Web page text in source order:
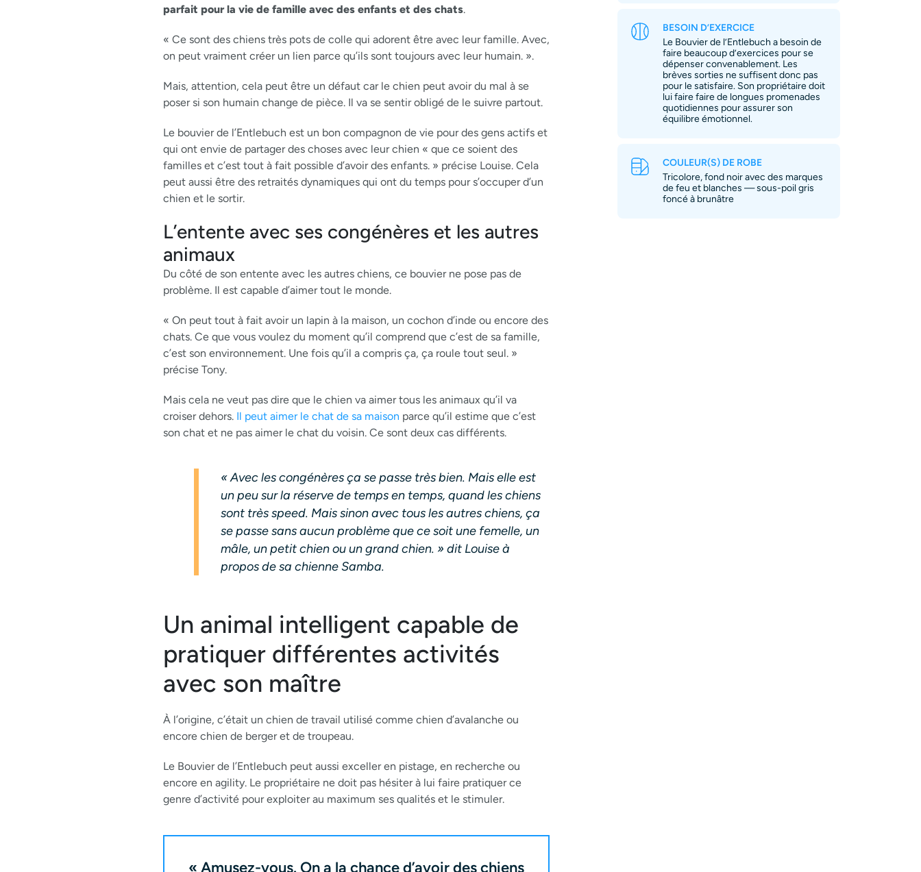
parfait pour la vie de famille avec des enfants et des chats.
« Ce sont des chiens très pots de colle qui adorent être avec leur famille. Avec,
on peut vraiment créer un lien parce qu’ils sont toujours avec leur humain. ».
Mais, attention, cela peut être un défaut car le chien peut avoir du mal à se
poser si son humain change de pièce. Il va se sentir obligé de le suivre partout.
Le bouvier de l’Entlebuch est un bon compagnon de vie pour des gens actifs et
qui ont envie de partager des choses avec leur chien « que ce soient des
familles et c’est tout à fait possible d’avoir des enfants. » précise Louise. Cela
peut aussi être des retraités dynamiques qui ont du temps pour s’occuper d’un
chien et le sortir.
L’entente avec ses congénères et les autres
animaux
Du côté de son entente avec les autres chiens, ce bouvier ne pose pas de
problème. Il est capable d’aimer tout le monde.
« On peut tout à fait avoir un lapin à la maison, un cochon d’inde ou encore des
chats. Ce que vous voulez du moment qu’il comprend que c’est de sa famille,
c’est son environnement. Une fois qu’il a compris ça, ça roule tout seul. »
précise Tony.
Mais cela ne veut pas dire que le chien va aimer tous les animaux qu’il va
croiser dehors. Il peut aimer le chat de sa maison parce qu’il estime que c’est
son chat et ne pas aimer le chat du voisin. Ce sont deux cas différents.
« Avec les congénères ça se passe très bien. Mais elle est
un peu sur la réserve de temps en temps, quand les chiens
sont très speed. Mais sinon avec tous les autres chiens, ça
se passe sans aucun problème que ce soit une femelle, un
mâle, un petit chien ou un grand chien. » dit Louise à
propos de sa chienne Samba.
Un animal intelligent capable de
pratiquer différentes activités
avec son maître
À l’origine, c’était un chien de travail utilisé comme chien d’avalanche ou
encore chien de berger et de troupeau.
Le Bouvier de l’Entlebuch peut aussi exceller en pistage, en recherche ou
encore en agility. Le propriétaire ne doit pas hésiter à lui faire pratiquer ce
genre d’activité pour exploiter au maximum ses qualités et le stimuler.
« Amusez-vous. On a la chance d’avoir des chiens
BESOIN D’EXERCICE
Le Bouvier de l’Entlebuch a besoin de
faire beaucoup d’exercices pour se
dépenser convenablement. Les
brèves sorties ne suffisent donc pas
pour le satisfaire. Son propriétaire doit
lui faire faire de longues promenades
quotidiennes pour assurer son
équilibre émotionnel.
COULEUR(S) DE ROBE
Tricolore, fond noir avec des marques
de feu et blanches — sous-poil gris
foncé à brunâtre